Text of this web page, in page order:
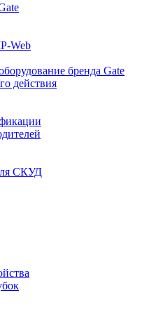
Web
бренда Gate
действия
СКУД